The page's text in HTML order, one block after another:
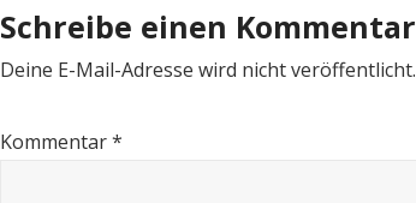
Schreibe einen Kommentar
Deine E-Mail-Adresse wird nicht veröffentlicht.
Kommentar*